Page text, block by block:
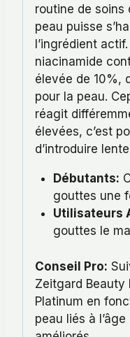
routine de soins
peau puisse
l’ingrédient
niacinamide
élevée de 10%,
pour la peau.
réagit
élevées, c’est
d’introduire
Débutants:
gouttes une
Utilisateurs
gouttes le
Conseil Pro:
Zeitgard Beauty
Platinum en
peau liés à